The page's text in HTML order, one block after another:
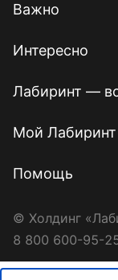
Важно
Интересно
Лабиринт —
Мой Лабиринт
Помощь
© Холдинг
8 800 600-95-